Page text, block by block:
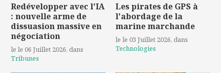
Redévelopper avec l'IA
: nouvelle arme de
dissuasion massive en
négociation
le le 06 Juillet 2026, dans
Tribunes
Les pirates de GPS à
l'abordage de la
marine marchande
le le 03 Juillet 2026, dans
Technologies